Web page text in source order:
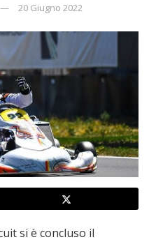
20 Giugno 2022
si è concluso il